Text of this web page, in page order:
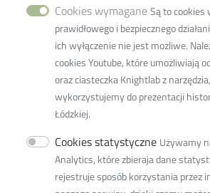
Cookies wymagane Są to cookies
prawidłowego i bezpiecznego
ich wyłączenie nie jest możliwe.
cookies Youtube, które umożliwiają
oraz ciasteczka Knightlab z
wykorzystujemy do prezentacji
Łódzkiej.
Cookies statystyczne Używamy
Analytics, które zbieraja dane
rejestruje sposób korzystania przez
Lodz University of
116 Zeromskiego Street
Links
Wikamp
Webmail
Library